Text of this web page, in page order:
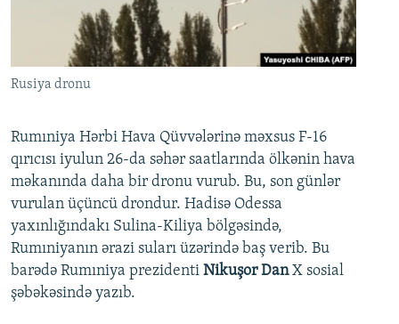
Rusiya dronu
Rumıniya Hərbi Hava Qüvvələrinə məxsus F-16
qırıcısı iyulun 26-da səhər saatlarında ölkənin hava
məkanında daha bir dronu vurub. Bu, son günlər
vurulan üçüncü drondur. Hadisə Odessa
yaxınlığındakı Sulina-Kiliya bölgəsində,
Rumıniyanın ərazi suları üzərində baş verib. Bu
barədə Rumıniya prezidenti Nikuşor DanX sosial
şəbəkəsində yazıb.